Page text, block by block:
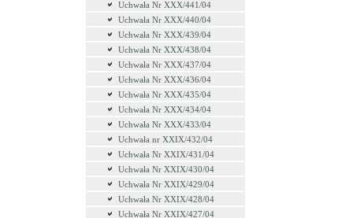
Uchwała Nr XXX/441/04
Uchwała Nr XXX/440/04
Uchwała Nr XXX/439/04
Uchwała Nr XXX/438/04
Uchwała Nr XXX/437/04
Uchwała Nr XXX/436/04
Uchwała Nr XXX/435/04
Uchwała Nr XXX/434/04
Uchwała Nr XXX/433/04
Uchwała nr XXIX/432/04
Uchwała Nr XXIX/431/04
Uchwała Nr XXIX/430/04
Uchwała Nr XXIX/429/04
Uchwała Nr XXIX/428/04
Uchwała Nr XXIX/427/04